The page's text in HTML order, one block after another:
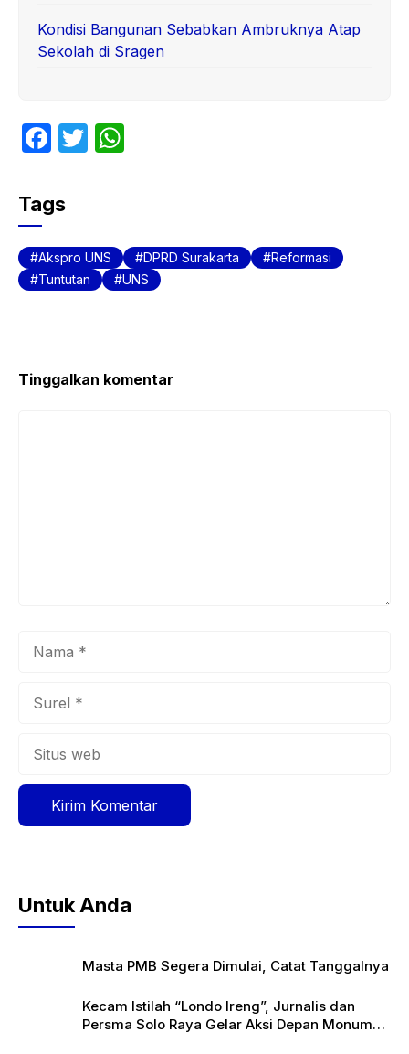
Kondisi Bangunan Sebabkan Ambruknya Atap
Sekolah di Sragen
F
c
e
b
o
T
A
p
Tags
Akspro UNS DPRD Surakarta
Reformasi
Tuntutan
UNS
Tinggalkan komentar
Untuk Anda
Masta PMB Segera Dimulai, Catat Tanggalnya
Kecam Istilah “Londo Ireng”, Jurnalis dan
Persma Solo Raya Gelar Aksi Depan Monumen